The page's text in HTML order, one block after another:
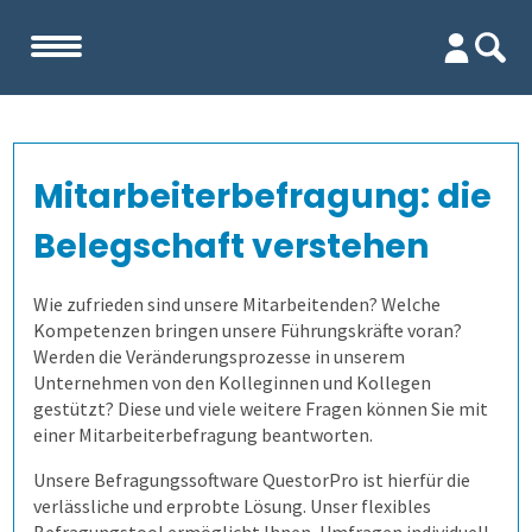
Unternehmen
Team
Firma
Kennenlernen
Referenzen
Evaluation
Wofür ist es gut?
Lehrevaluation
Kursevaluation
Wer erfährt was, und wie?
Auswertungen direkt abrufen
Wie finden wir die Antworten?
Prüfungen
Prüfungsprozess
1. Aufgaben verwalten
Befragungen
Befragung mit QuestorPro
Mitarbeiterbefragung: die
Belegschaft verstehen
Wie zufrieden sind unsere Mitarbeitenden? Welche
Kompetenzen bringen unsere Führungskräfte voran?
Werden die Veränderungsprozesse in unserem
Unternehmen von den Kolleginnen und Kollegen
gestützt? Diese und viele weitere Fragen können Sie mit
einer Mitarbeiterbefragung beantworten.
Unsere Befragungssoftware QuestorPro ist hierfür die
verlässliche und erprobte Lösung. Unser flexibles